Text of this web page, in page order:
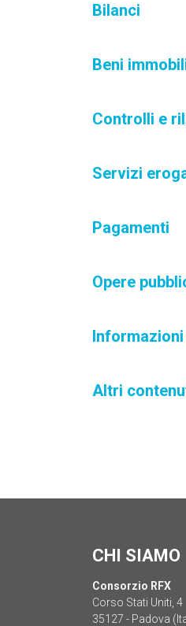
Bilanci
Beni
Controlli e
Servizi
Pagamenti
Opere
Altri
CHI SIAMO
Consorzio RFX
Corso Stati Uniti, 4
35127 - Padova